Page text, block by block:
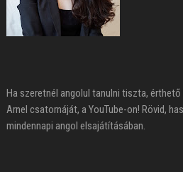
Ha szeretnél angolul tanulni tiszta,
Arnel csatornáját, a YouTube-on! Rövid,
mindennapi angol elsajátításában.